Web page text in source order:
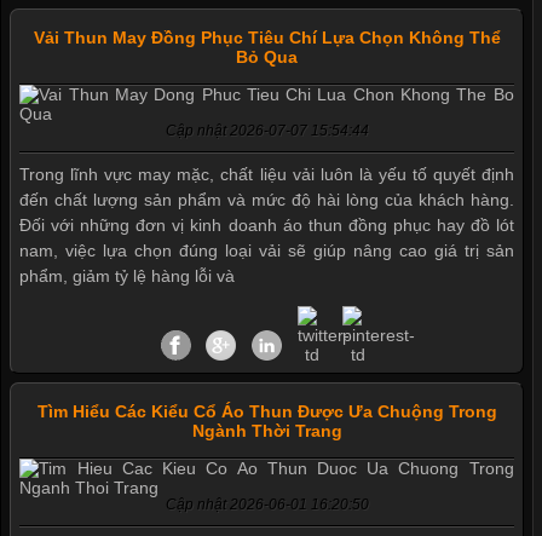
Vải Thun May Đồng Phục Tiêu Chí Lựa Chọn Không Thể
Bỏ Qua
Cập nhật 2026-07-07 15:54:44
Trong lĩnh vực may mặc, chất liệu vải luôn là yếu tố quyết định
đến chất lượng sản phẩm và mức độ hài lòng của khách hàng.
Đối với những đơn vị kinh doanh áo thun đồng phục hay đồ lót
nam, việc lựa chọn đúng loại vải sẽ giúp nâng cao giá trị sản
phẩm, giảm tỷ lệ hàng lỗi và
Tìm Hiểu Các Kiểu Cổ Áo Thun Được Ưa Chuộng Trong
Ngành Thời Trang
Cập nhật 2026-06-01 16:20:50
Mẫu quần short quần lót nam nữ hè thu 2017